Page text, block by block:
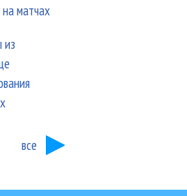
на матчах
из
все